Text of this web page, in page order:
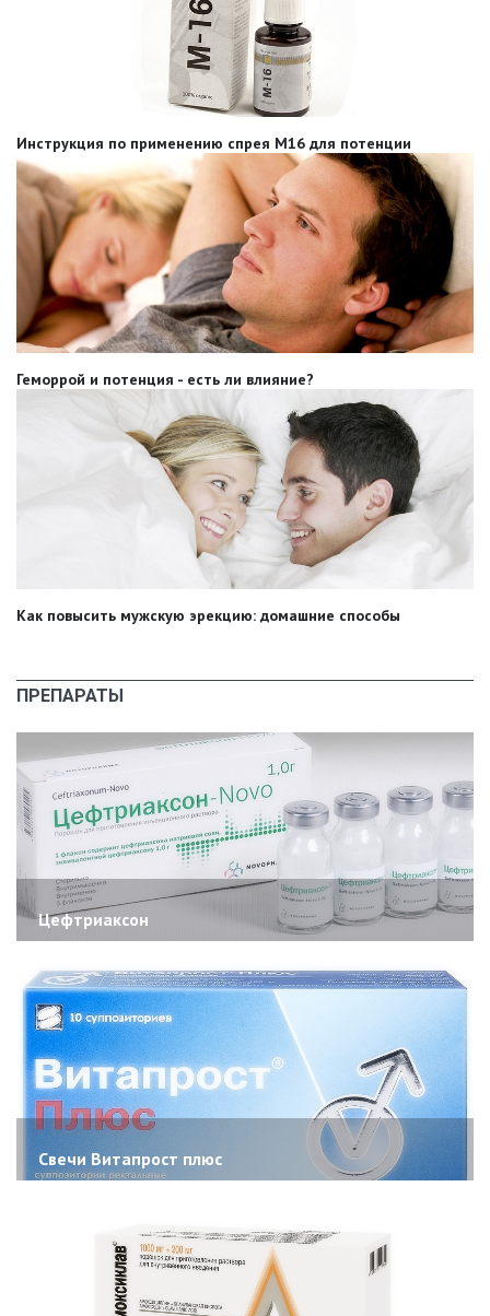
Инструкция по применению спрея М16 для потенции
Геморрой и потенция - есть ли влияние?
Как повысить мужскую эрекцию: домашние способы
ПРЕПАРАТЫ
Цефтриаксон
Свечи Витапрост плюс